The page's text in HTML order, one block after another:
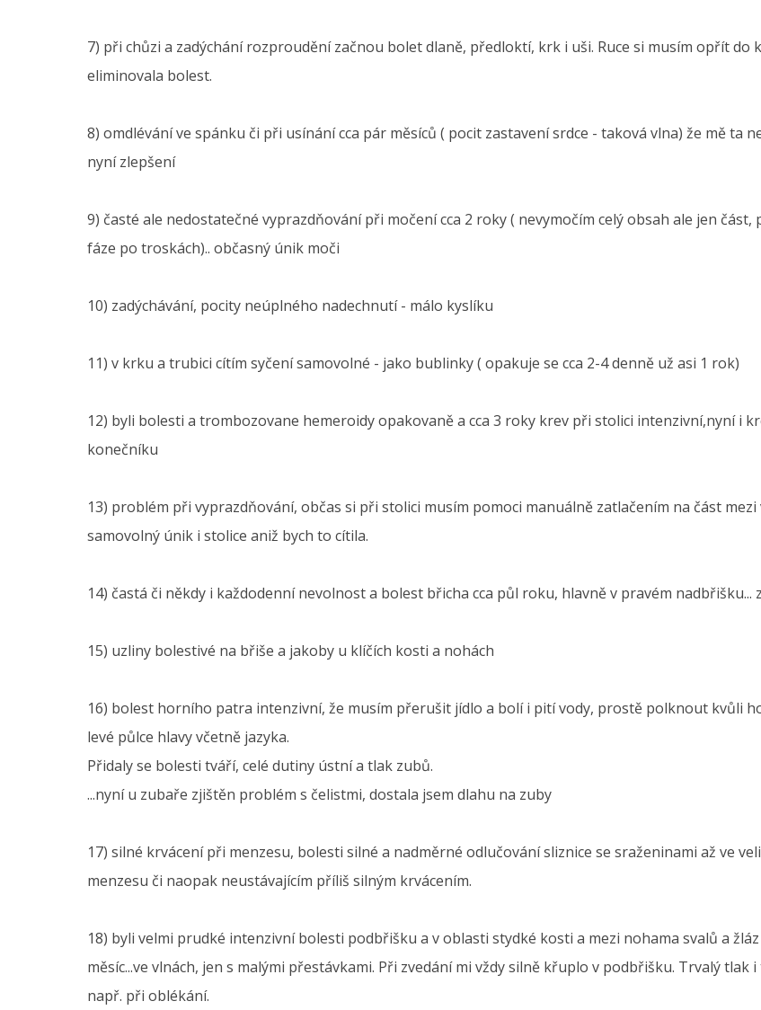
7) při chůzi a zadýchání rozproudění začnou bolet dlaně, předloktí, krk i uši. Ruce si musím opřít do
eliminovala bolest.
8) omdlévání ve spánku či při usínání cca pár měsíců ( pocit zastavení srdce - taková vlna) že mě ta
nyní zlepšení
9) časté ale nedostatečné vyprazdňování při močení cca 2 roky ( nevymočím celý obsah ale jen
fáze po troskách).. občasný únik moči
10) zadýchávání, pocity neúplného nadechnutí - málo kyslíku
11) v krku a trubici cítím syčení samovolné - jako bublinky ( opakuje se cca 2-4 denně už asi 1 rok)
12) byli bolesti a trombozovane hemeroidy opakovaně a cca 3 roky krev při stolici intenzivní,nyní i
konečníku
13) problém při vyprazdňování, občas si při stolici musím pomoci manuálně zatlačením na část
samovolný únik i stolice aniž bych to cítila.
14) častá či někdy i každodenní nevolnost a bolest břicha cca půl roku, hlavně v pravém
15) uzliny bolestivé na břiše a jakoby u klíčích kosti a nohách
16) bolest horního patra intenzivní, že musím přerušit jídlo a bolí i pití vody, prostě polknout kvůli
levé půlce hlavy včetně jazyka.
Přidaly se bolesti tváří, celé dutiny ústní a tlak zubů.
...nyní u zubaře zjištěn problém s čelistmi, dostala jsem dlahu na zuby
17) silné krvácení při menzesu, bolesti silné a nadměrné odlučování sliznice se sraženinami až ve
menzesu či naopak neustávajícím příliš silným krvácením.
18) byli velmi prudké intenzivní bolesti podbřišku a v oblasti stydké kosti a mezi nohama svalů a
měsíc...ve vlnách, jen s malými přestávkami. Při zvedání mi vždy silně křuplo v podbřišku. Trvalý
např. při oblékání.